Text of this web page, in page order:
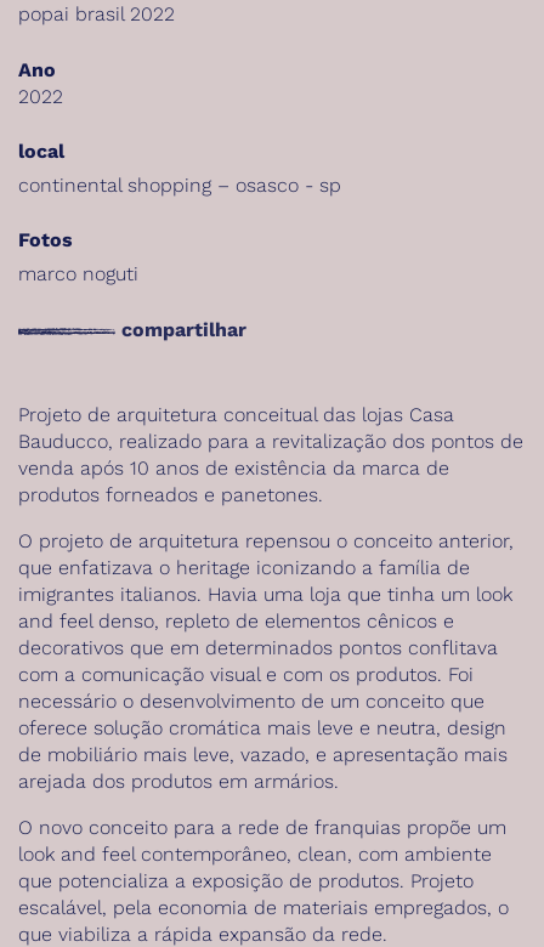
popai brasil 2022
Ano
2022
local
continental shopping – osasco - sp
Fotos
marco noguti
compartilhar
Projeto de arquitetura conceitual das lojas Casa
Bauducco, realizado para a revitalização dos pontos de
venda após 10 anos de existência da marca de
produtos forneados e panetones.
O projeto de arquitetura repensou o conceito anterior,
que enfatizava o heritage iconizando a família de
imigrantes italianos. Havia uma loja que tinha um look
and feel denso, repleto de elementos cênicos e
decorativos que em determinados pontos conflitava
com a comunicação visual e com os produtos. Foi
necessário o desenvolvimento de um conceito que
oferece solução cromática mais leve e neutra, design
de mobiliário mais leve, vazado, e apresentação mais
arejada dos produtos em armários.
O novo conceito para a rede de franquias propõe um
look and feel contemporâneo, clean, com ambiente
que potencializa a exposição de produtos. Projeto
escalável, pela economia de materiais empregados, o
que viabiliza a rápida expansão da rede.